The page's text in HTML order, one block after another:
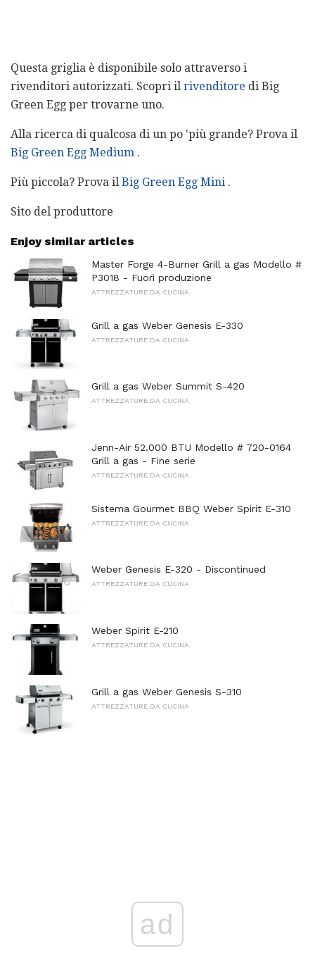
Questa griglia è disponibile solo attraverso i
rivenditori autorizzati. Scopri il rivenditore di Big
Green Egg per trovarne uno.
Alla ricerca di qualcosa di un po 'più grande? Prova il
Big Green Egg Medium .
Più piccola? Prova il Big Green Egg Mini .
Sito del produttore
Enjoy similar articles
Master Forge 4-Burner Grill a gas Modello #
P3018 - Fuori produzione
ATTREZZATURE DA CUCINA
Grill a gas Weber Genesis E-330
ATTREZZATURE DA CUCINA
Grill a gas Weber Summit S-420
ATTREZZATURE DA CUCINA
Jenn-Air 52.000 BTU Modello # 720-0164
Grill a gas - Fine serie
ATTREZZATURE DA CUCINA
Sistema Gourmet BBQ Weber Spirit E-310
ATTREZZATURE DA CUCINA
Weber Genesis E-320 - Discontinued
ATTREZZATURE DA CUCINA
Weber Spirit E-210
ATTREZZATURE DA CUCINA
Grill a gas Weber Genesis S-310
ATTREZZATURE DA CUCINA
ad